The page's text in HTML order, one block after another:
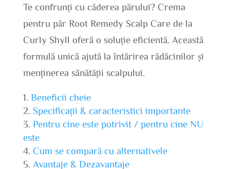
Te confrunți cu căderea părului? Crema
pentru păr Root Remedy Scalp Care de la
Curly Shyll oferă o soluție eficientă. Această
formulă unică ajută la întărirea rădăcinilor și
menținerea sănătății scalpului.
Beneficii cheie
Specificații & caracteristici importante
Pentru cine este potrivit / pentru cine NU
este
Cum se compară cu alternativele
Avantaje & Dezavantaje